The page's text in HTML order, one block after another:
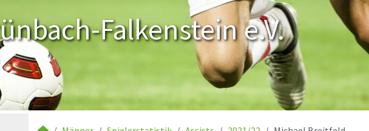
Falkenstein e.V.